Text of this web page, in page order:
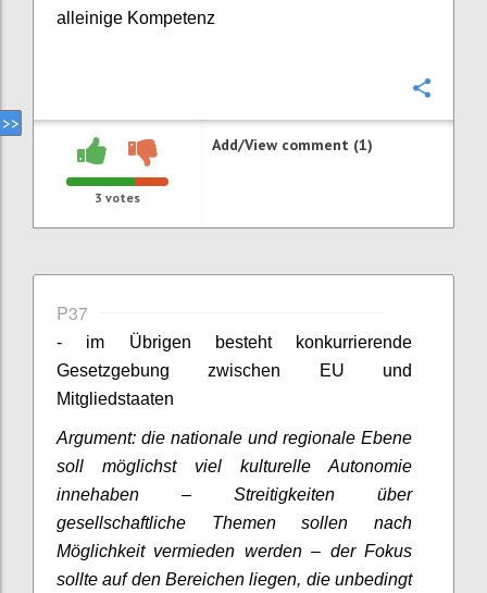
alleinige Kompetenz
3 votes
Add/View comment (1)
P37
- im Übrigen besteht konkurrierende
Gesetzgebung zwischen EU und
Mitgliedstaaten
Argument: die nationale und regionale Ebene
soll möglichst viel kulturelle Autonomie
innehaben – Streitigkeiten über
gesellschaftliche Themen sollen nach
Möglichkeit vermieden werden – der Fokus
sollte auf den Bereichen liegen, die unbedingt